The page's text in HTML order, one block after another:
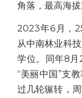
角落，最高海
2023年6月，
从中南林业科
学位。同年8月
“美丽中国”支
过几轮辗转，